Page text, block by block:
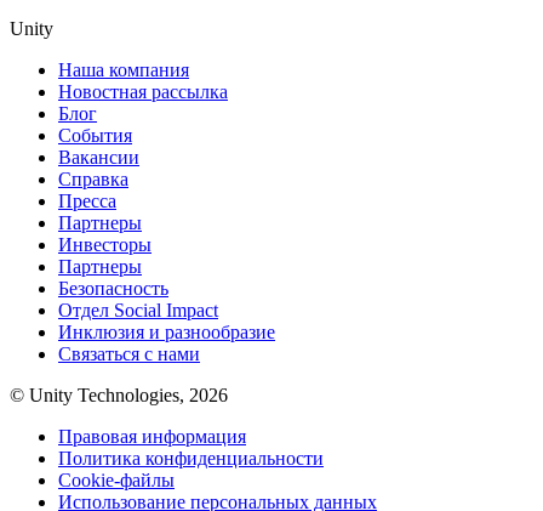
Unity
Наша компания
Новостная рассылка
Блог
События
Вакансии
Справка
Пресса
Партнеры
Инвесторы
Партнеры
Безопасность
Отдел Social Impact
Инклюзия и разнообразие
Связаться с нами
© Unity Technologies, 2026
Правовая информация
Политика конфиденциальности
Cookie-файлы
Использование персональных данных